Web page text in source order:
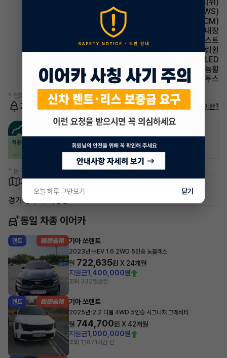
주행안전 차선이탈경보(LDWS)
룸미러 전자식 룸미러(ECM)
스티어링휠 열선내장
헤드램프 하이빔 어시스트
스티어링휠 가죽스티어링휠
헤드램프 LED
휠타이어 알루미늄휠
유무선단자 블루투스
* 정확한 정보는 판매자와 반드시 확인하시기 바랍니다.
저공해차량 정보 저공해차량이란?
50% 할인 50% 할인
* 본 정보는 지자체마다 다를 수 있으니 실제 정보와 확인해 주세요.
차량 위치
경기 양주시 옥정동
동일 차종 이어카
렌트 기아 쏘렌토
2023년· HEV 1.6 2WD 5인승 노블레스
월 722,635원 X 24개월
지원금1,400,000원
조회 332방금전
렌트 기아 쏘렌토
2025년·2.2 디젤 4WD 5인승 시그니처 그래비티
월 744,700원 X42개월
지원금1,000,000원
조회 1,1671시간 전
오늘 하루 그만보기 닫기